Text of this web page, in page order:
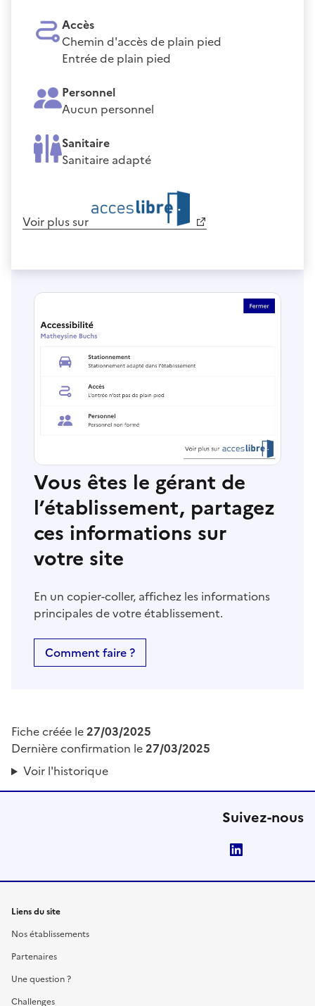
Accès
Chemin d'accès de plain pied
Entrée de plain pied
Personnel
Aucun personnel
Sanitaire
Sanitaire adapté
Voir plus sur
Vous êtes le gérant de
l’établissement, partagez
ces informations sur
votre site
En un copier-coller, affichez les informations
principales de votre établissement.
Comment faire ?
Fiche créée le27/03/2025
Dernière confirmation le27/03/2025
Voir l'historique
Suivez-nous
Liens du site
Nos établissements
Partenaires
Une question ?
Challenges